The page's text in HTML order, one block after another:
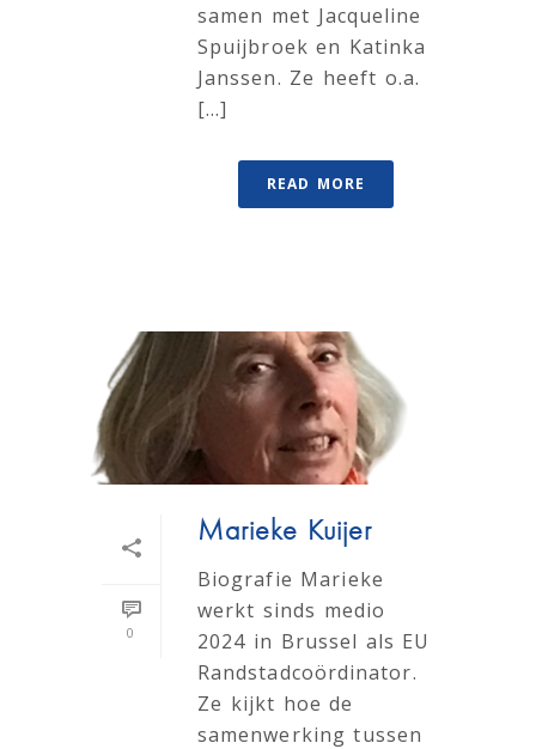
samen met Jacqueline
Spuijbroek en Katinka
Janssen. Ze heeft o.a.
[...]
READ MORE
0
Marieke Kuijer
Biografie Marieke
werkt sinds medio
2024 in Brussel als EU
Randstadcoördinator.
Ze kijkt hoe de
samenwerking tussen